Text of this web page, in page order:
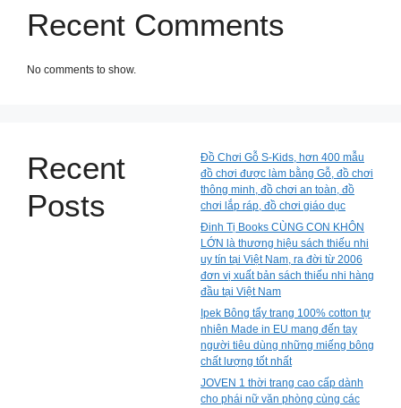
Recent Comments
No comments to show.
Recent
Posts
Đồ Chơi Gỗ S-Kids, hơn 400 mẫu
đồ chơi được làm bằng Gỗ, đồ chơi
thông minh, đồ chơi an toàn, đồ
chơi lắp ráp, đồ chơi giáo dục
Đinh Tị Books CÙNG CON KHÔN
LỚN là thương hiệu sách thiếu nhi
uy tín tại Việt Nam, ra đời từ 2006
đơn vị xuất bản sách thiếu nhi hàng
đầu tại Việt Nam
Ipek Bông tẩy trang 100% cotton tự
nhiên Made in EU mang đến tay
người tiêu dùng những miếng bông
chất lượng tốt nhất
JOVEN 1 thời trang cao cấp dành
cho phái nữ văn phòng cùng các